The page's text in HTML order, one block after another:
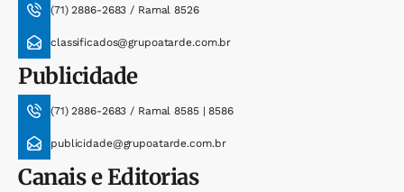
(71) 2886-2683 / Ramal 8526
classificados@grupoatarde.com.br
Publicidade
(71) 2886-2683 / Ramal 8585 | 8586
publicidade@grupoatarde.com.br
Canais e Editorias